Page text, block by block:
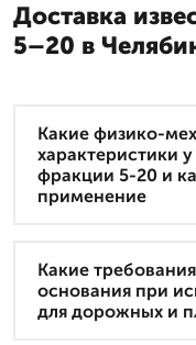
Доставка
5–20 в
Какие физико-
характеристики
фракции 5-20 и
применение
Какие
основания при
для дорожных и